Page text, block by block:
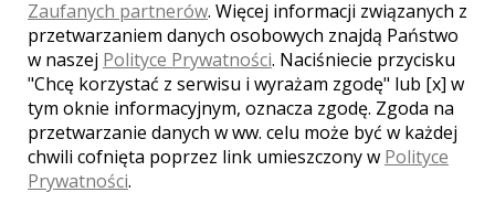
pamiątką ze ślubu i wesela. Zapraszam!
Zobacz więcej
Zaufanych partnerów. Więcej informacji związanych z
przetwarzaniem danych osobowych znajdą Państwo
w naszej Polityce Prywatności. Naciśniecie przycisku
"Chcę korzystać z serwisu i wyrażam zgodę" lub [x] w
tym oknie informacyjnym, oznacza zgodę. Zgoda na
przetwarzanie danych w ww. celu może być w każdej
chwili cofnięta poprzez link umieszczony w Polityce
Prywatności.